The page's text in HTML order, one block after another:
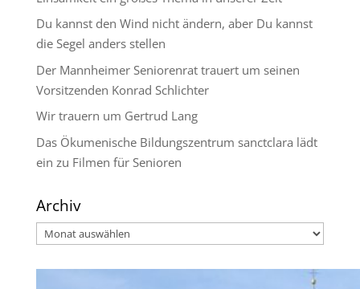
Du kannst den Wind nicht ändern, aber Du kannst
die Segel anders stellen
Der Mannheimer Seniorenrat trauert um seinen
Vorsitzenden Konrad Schlichter
Wir trauern um Gertrud Lang
Das Ökumenische Bildungszentrum sanctclara lädt
ein zu Filmen für Senioren
Archiv
Archiv